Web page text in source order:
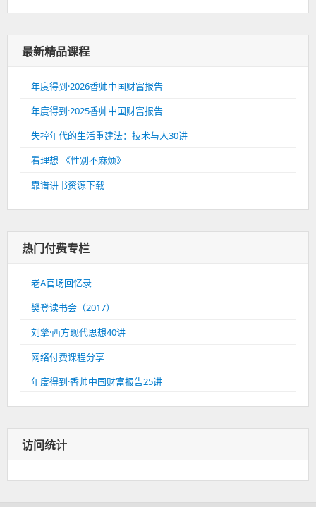
最新精品课程
年度得到·2026香帅中国财富报告
年度得到·2025香帅中国财富报告
失控年代的生活重建法：技术与人30讲
看理想-《性别不麻烦》
靠谱讲书资源下载
热门付费专栏
老A官场回忆录
樊登读书会（2017）
刘擎·西方现代思想40讲
网络付费课程分享
年度得到·香帅中国财富报告25讲
访问统计